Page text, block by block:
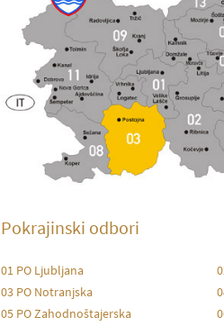
Pokrajinski odbori
01 PO Ljubljana
03 PO Notranjska
05 PO Zahodnoštajerska